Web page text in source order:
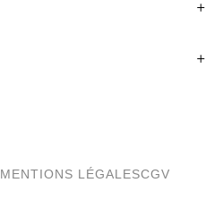
MENTIONS LÉGALESCGV